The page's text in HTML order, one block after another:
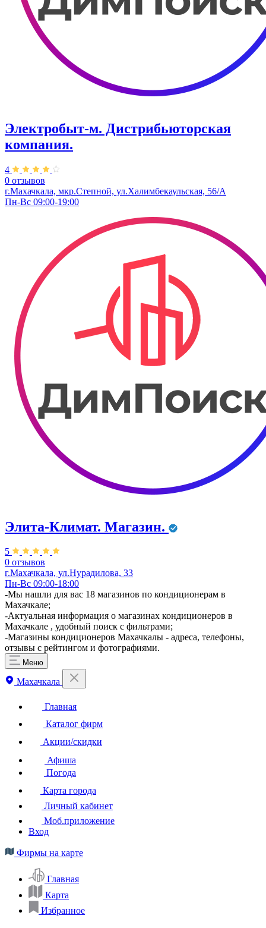
Электробыт-м. Дистрибьюторская
компания.
4
0 отзывов
г.Махачкала, мкр.Степной, ул.Халимбекаульская, 56/А
Пн-Вс 09:00-19:00
Элита-Климат. Магазин.
5
0 отзывов
г.Махачкала, ул.Нурадилова, 33
Пн-Вс 09:00-18:00
-Мы нашли для вас 18 магазинов по кондиционерам в
Махачкале;
-Актуальная информация о магазинах кондиционеров в
Махачкале , удобный поиск с фильтрами;
-Магазины кондиционеров Махачкалы - адреса, телефоны,
отзывы с рейтингом и фотографиями.
Меню
Махачкала
Главная
Каталог фирм
Акции/скидки
Афиша
Погода
Карта города
Личный кабинет
Моб.приложение
Вход
Фирмы на карте
Главная
Карта
Избранное